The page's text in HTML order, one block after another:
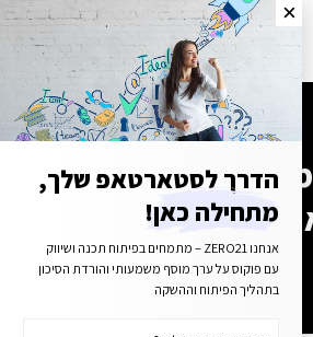
– מזה ולמה
לסטארטאפ שלך,
כאן!